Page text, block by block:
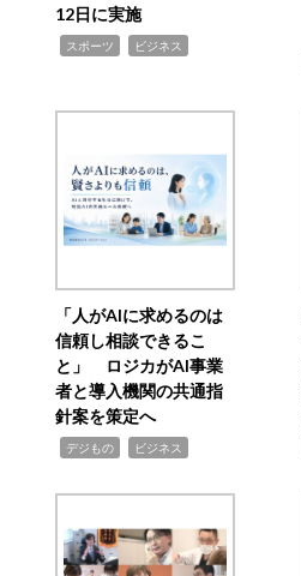
12日に実施
スポーツ ビジネス
「人がAIに求めるのは
信頼し相談できるこ
と」 ロジカがAI事業
者と導入機関の共通指
針案を策定へ
デジもの ビジネス